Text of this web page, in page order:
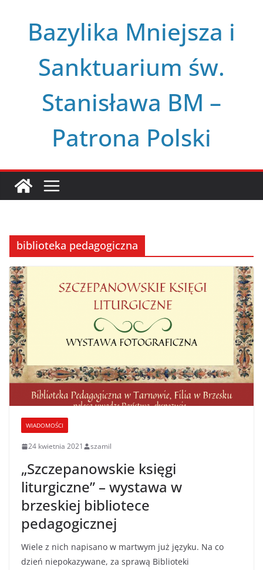
Bazylika Mniejsza i
Sanktuarium św.
Stanisława BM –
Patrona Polski
biblioteka pedagogiczna
WIADOMOŚCI
24 kwietnia 2021 szamil
„Szczepanowskie księgi
liturgiczne” – wystawa w
brzeskiej bibliotece
pedagogicznej
Wiele z nich napisano w martwym już języku. Na co
dzień niepokazywane, za sprawą Biblioteki